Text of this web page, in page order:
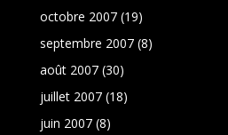
octobre 2007(19)
septembre 2007(8)
août 2007(30)
juillet 2007(18)
juin 2007(8)